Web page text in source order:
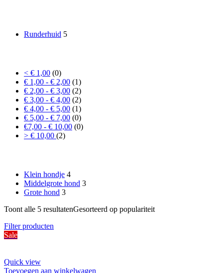
Runderhuid 5
< € 1,00 (0)
€ 1,00 - € 2,00 (1)
€ 2,00 - € 3,00 (2)
€ 3,00 - € 4,00 (2)
€ 4,00 - € 5,00 (1)
€ 5,00 - € 7,00 (0)
€7,00 - € 10,00 (0)
> € 10,00 (2)
Klein hondje 4
Middelgrote hond 3
Grote hond 3
Toont alle 5 resultatenGesorteerd op populariteit
Filter producten
Sale
Quick view
Toevoegen aan winkelwagen